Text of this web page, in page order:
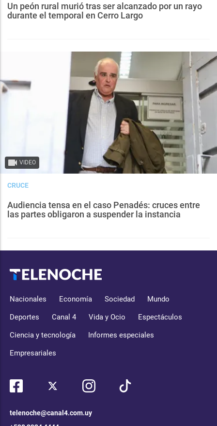
Un peón rural murió tras ser alcanzado por un rayo
durante el temporal en Cerro Largo
VIDEO
CRUCE
Audiencia tensa en el caso Penadés: cruces entre
las partes obligaron a suspender la instancia
Nacionales Economía Sociedad Mundo
Deportes Canal 4 Vida y Ocio Espectáculos
Ciencia y tecnología Informes especiales
Empresariales
telenoche@canal4.com.uy